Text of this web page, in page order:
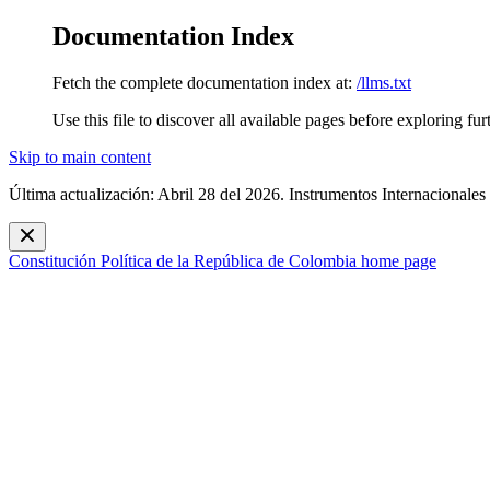
Documentation Index
Fetch the complete documentation index at: /llms.txt
Use this file to discover all available pages before exploring
Skip to main content
Última actualización: Abril 28 del 2026. Instrumentos Internacionales
Constitución Política de la República de Colombia home page